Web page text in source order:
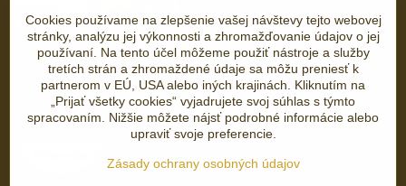
Cookies používame na zlepšenie vašej návštevy tejto webovej
stránky, analýzu jej výkonnosti a zhromažďovanie údajov o jej
používaní. Na tento účel môžeme použiť nástroje a služby
tretích strán a zhromaždené údaje sa môžu preniesť k
partnerom v EÚ, USA alebo iných krajinách. Kliknutím na
„Prijať všetky cookies“ vyjadrujete svoj súhlas s týmto
spracovaním. Nižšie môžete nájsť podrobné informácie alebo
upraviť svoje preferencie.
Zásady ochrany osobných údajov